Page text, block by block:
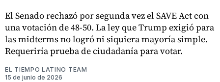
El Senado rechazó por segunda vez el SAVE Act con
una votación de 48-50. La ley que Trump exigió para
las midterms no logró ni siquiera mayoría simple.
Requeriría prueba de ciudadanía para votar.
EL TIEMPO LATINO TEAM
15 de junio de 2026